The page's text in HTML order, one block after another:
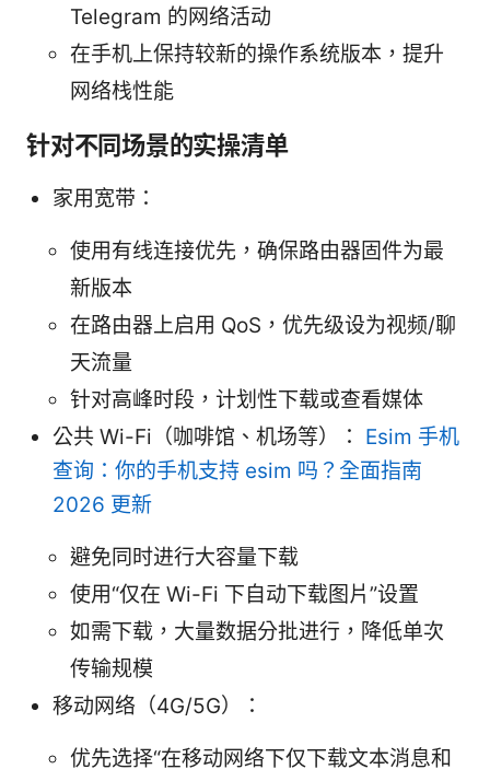
Telegram 的网络活动
在手机上保持较新的操作系统版本，提升
网络栈性能
针对不同场景的实操清单
家用宽带：
使用有线连接优先，确保路由器固件为最
新版本
在路由器上启用 QoS，优先级设为视频/聊
天流量
针对高峰时段，计划性下载或查看媒体
公共 Wi-Fi（咖啡馆、机场等）： Esim 手机
查询：你的手机支持 esim 吗？全面指南
2026 更新
避免同时进行大容量下载
使用“仅在 Wi-Fi 下自动下载图片”设置
如需下载，大量数据分批进行，降低单次
传输规模
移动网络（4G/5G）：
优先选择“在移动网络下仅下载文本消息和